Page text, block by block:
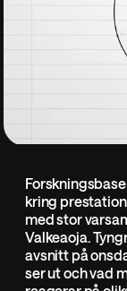
kring
med stor
Valkeaoja.
avsnitt på
ser ut och vad